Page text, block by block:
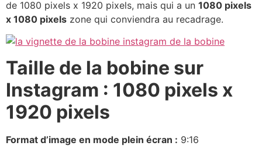
de 1080 pixels x 1920 pixels, mais qui a un 1080 pixels
x 1080 pixels zone qui conviendra au recadrage.
Taille de la bobine sur
Instagram : 1080 pixels x
1920 pixels
Format d’image en mode plein écran : 9:16